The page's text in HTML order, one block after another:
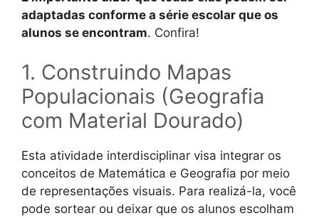
adaptadas conforme a série escolar que os
alunos se encontram. Confira!
1. Construindo Mapas
Populacionais (Geografia
com Material Dourado)
Esta atividade interdisciplinar visa integrar os
conceitos de Matemática e Geografia por meio
de representações visuais. Para realizá-la, você
pode sortear ou deixar que os alunos escolham